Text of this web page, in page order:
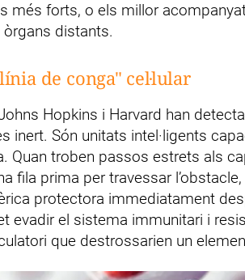
més forts, o els millor
distants.
de conga" cel·lular
Hopkins i Harvard han
inert. Són unitats intel·ligents
Quan troben passos estrets als
fila prima per travessar l’obstacle,
protectora immediatament
evadir el sistema immunitari i
que destrossarien un